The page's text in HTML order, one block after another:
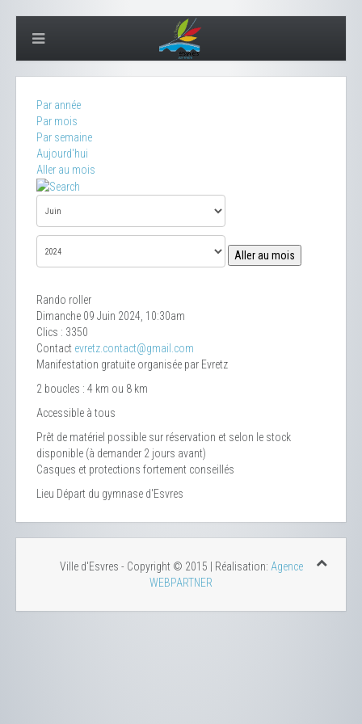
Par année
Par mois
Par semaine
Aujourd'hui
Aller au mois
Aller au mois
Rando roller
Dimanche 09 Juin 2024, 10:30am
Clics : 3350
Contact evretz.contact@gmail.com
Manifestation gratuite organisée par Evretz
2 boucles : 4 km ou 8 km
Accessible à tous
Prêt de matériel possible sur réservation et selon le stock
disponible (à demander 2 jours avant)
Casques et protections fortement conseillés
Lieu Départ du gymnase d'Esvres
Ville d'Esvres - Copyright © 2015 | Réalisation: Agence
WEBPARTNER